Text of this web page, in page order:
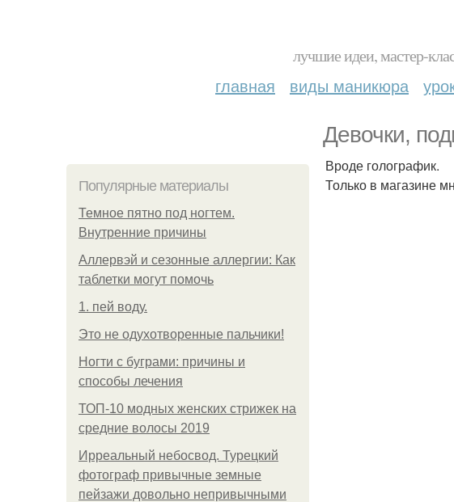
лучшие идеи, мастер-
главная виды маникюра
Девочки,
Популярные материалы
Темное пятно под ногтем.
Внутренние причины
Аллервэй и сезонные аллергии: Как
таблетки могут помочь
1. пей воду.
Это не одухотворенные пальчики!
Ногти с буграми: причины и
способы лечения
ТОП-10 модных женских стрижек на
средние волосы 2019
Ирреальный небосвод. Турецкий
фотограф привычные земные
пейзажи довольно непривычными
Вроде голографик.
Только в магазине